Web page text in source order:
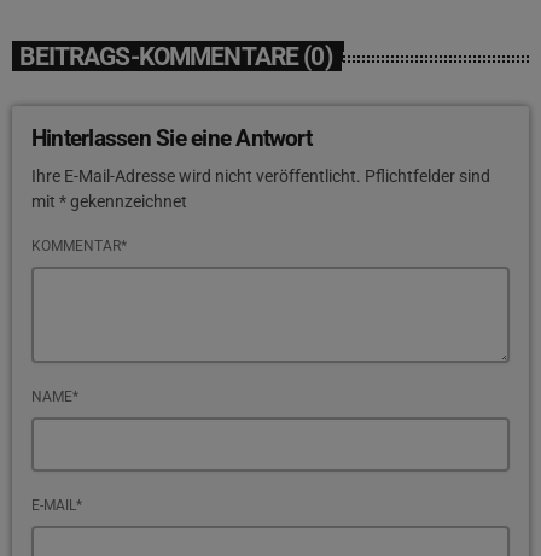
BEITRAGS-KOMMENTARE (0)
Hinterlassen Sie eine Antwort
Ihre E-Mail-Adresse wird nicht veröffentlicht. Pflichtfelder sind
mit * gekennzeichnet
KOMMENTAR*
NAME*
E-MAIL*